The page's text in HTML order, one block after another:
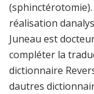
réalisation
Juneau est
compléter la
dictionnaire
dautres